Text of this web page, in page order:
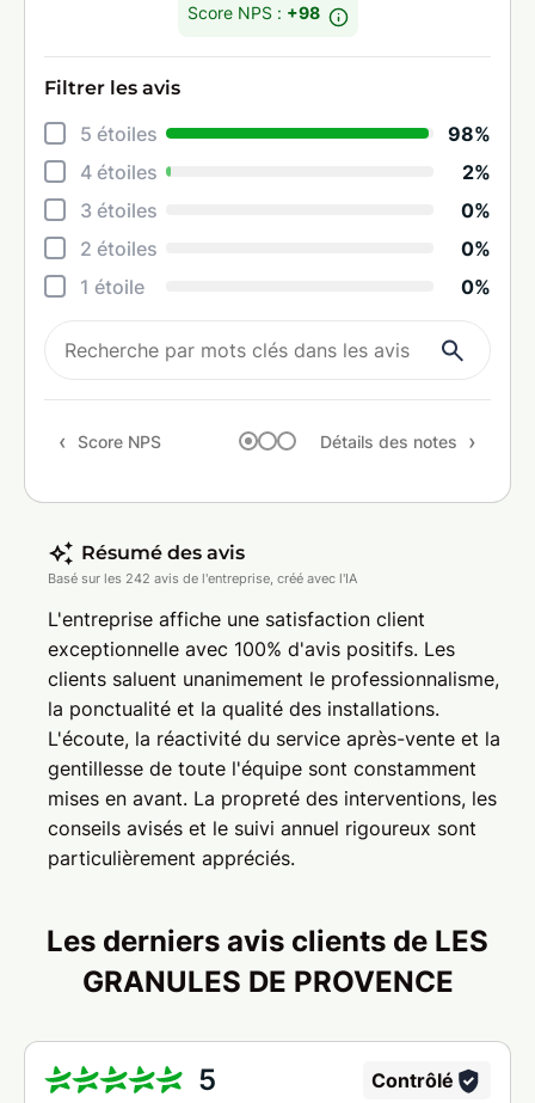
Score NPS : +98
Filtrer les avis
5 étoiles
98%
4 étoiles
2%
3 étoiles
0%
2 étoiles
0%
1 étoile
0%
Score NPS Détails des notes
Résumé des avis
Basé sur les 242 avis de l'entreprise, créé avec l'IA
L'entreprise affiche une satisfaction client
exceptionnelle avec 100% d'avis positifs. Les
clients saluent unanimement le professionnalisme,
la ponctualité et la qualité des installations.
L'écoute, la réactivité du service après-vente et la
gentillesse de toute l'équipe sont constamment
mises en avant. La propreté des interventions, les
conseils avisés et le suivi annuel rigoureux sont
particulièrement appréciés.
Les derniers avis clients de LES
GRANULES DE PROVENCE
5 Contrôlé